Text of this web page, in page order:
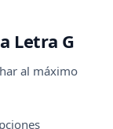
Letra G
al máximo